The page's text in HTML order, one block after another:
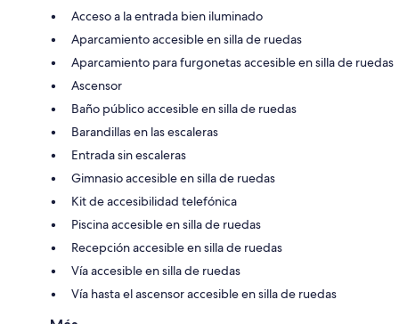
Acceso a la entrada bien iluminado
Aparcamiento accesible en silla de ruedas
Aparcamiento para furgonetas accesible en silla de ruedas
Ascensor
Baño público accesible en silla de ruedas
Barandillas en las escaleras
Entrada sin escaleras
Gimnasio accesible en silla de ruedas
Kit de accesibilidad telefónica
Piscina accesible en silla de ruedas
Recepción accesible en silla de ruedas
Vía accesible en silla de ruedas
Vía hasta el ascensor accesible en silla de ruedas